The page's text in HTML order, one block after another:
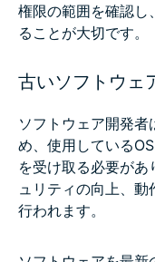
権限の範囲を確認し
ることが大切です。
古いソフトウェ
ソフトウェア開発
め、使用している
を受け取る必要が
ュリティの向上、
行われます。